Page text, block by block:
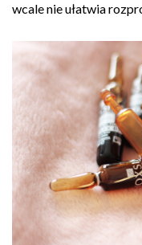
wcale nie ułatwia